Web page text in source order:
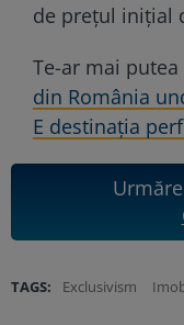
de prețul inițial
Te-ar mai
din România
E destinația
TAGS: Exclusivism